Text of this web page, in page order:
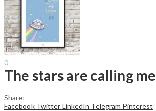
Search
0
0,00kr.
Menu
Search
0
0,00
The stars are calling me
Share:
Facebook TwitterLinkedIn Telegram Pinterest